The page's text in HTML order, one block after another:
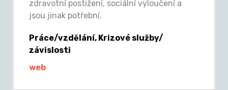
zdravotní postižení, sociální vyloučení a
jsou jinak potřební.
Práce/vzdělání, Krizové služby/
závislosti
web